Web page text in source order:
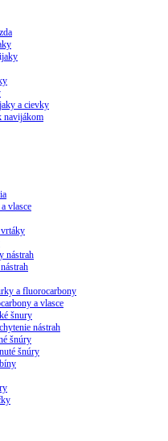
a cievky
navijákom
vlasce
nástrah
a fluorocarbony
a vlasce
šnury
nástrah
šnúry
šnúry